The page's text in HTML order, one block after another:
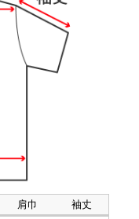
肩巾
袖丈